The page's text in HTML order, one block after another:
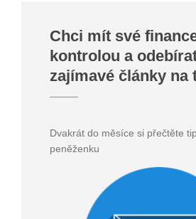
Chci mít své
kontrolou a
zajímavé články na
Dvakrát do měsíce si přečtěte
peněženku